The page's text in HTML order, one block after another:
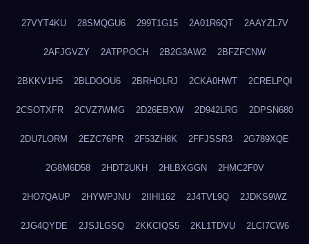
27VYT4KU 28SMQGU6 299T1G15 2A01R6QT 2AAYZL7V
2AFJGVZY 2ATPPOCH 2B2G3AW2 2BFZFCNW
2BKKV1H5 2BLDOOU6 2BRHOLRJ 2CKA0HWT 2CRELPQI
2CSOTXFR 2CVZ7WMG 2D26EBXW 2D942LRG 2DPSN680
2DU7LORM 2EZC76PR 2F53ZH8K 2FFJSSR3 2G789XQE
2G8M6D58 2HDT2UKH 2HLBXGGN 2HMC2F0V
2HO7QAUP 2HYWPJNU 2IIHI162 2J4TVL9Q 2JDKS9WZ
2JG4QYDE 2JSJLGSQ 2KKCIQS5 2KL1TDVU 2LCI7CW6